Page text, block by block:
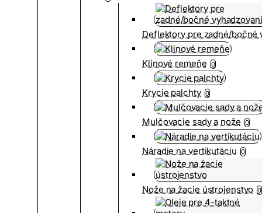
Deflektory pre zadné/bočné
Klinové remeňe 0
Krycie palchty 0
Mulčovacie sady a nože 0
Náradie na vertikutáciu 0
Nože na žacie ústrojenstvo 0